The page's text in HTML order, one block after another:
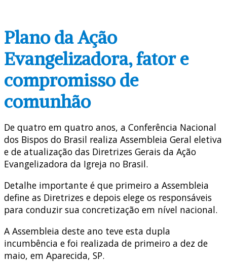
Plano da Ação
Evangelizadora, fator e
compromisso de
comunhão
De quatro em quatro anos, a Conferência Nacional
dos Bispos do Brasil realiza Assembleia Geral eletiva
e de atualização das Diretrizes Gerais da Ação
Evangelizadora da Igreja no Brasil.
Detalhe importante é que primeiro a Assembleia
define as Diretrizes e depois elege os responsáveis
para conduzir sua concretização em nível nacional.
A Assembleia deste ano teve esta dupla
incumbência e foi realizada de primeiro a dez de
maio, em Aparecida, SP.